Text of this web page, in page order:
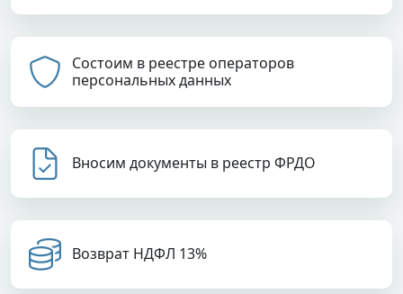
Состоим в реестре операторов
персональных данных
Вносим документы в реестр ФРДО
Возврат НДФЛ 13%